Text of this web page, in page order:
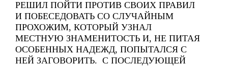
РЕШИЛ ПОЙТИ ПРОТИВ СВОИХ ПРАВИЛ
И ПОБЕСЕДОВАТЬ СО СЛУЧАЙНЫМ
ПРОХОЖИМ, КОТОРЫЙ УЗНАЛ
МЕСТНУЮ ЗНАМЕНИТОСТЬ И, НЕ ПИТАЯ
ОСОБЕННЫХ НАДЕЖД, ПОПЫТАЛСЯ С
НЕЙ ЗАГОВОРИТЬ. С ПОСЛЕДУЮЩЕЙ